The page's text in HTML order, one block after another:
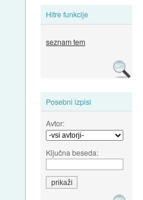
Hitre funkcije
seznam tem
Posebni izpisi
Avtor:
Ključna beseda: